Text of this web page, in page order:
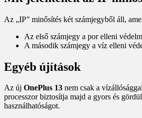
Az „IP” minősítés két számjegyből áll,
Az első számjegy a por elleni
A második számjegy a víz elleni
Egyéb újítások
Az új OnePlus 13 nem csak a
processzor biztosítja majd a gyors és
használhatóságot.